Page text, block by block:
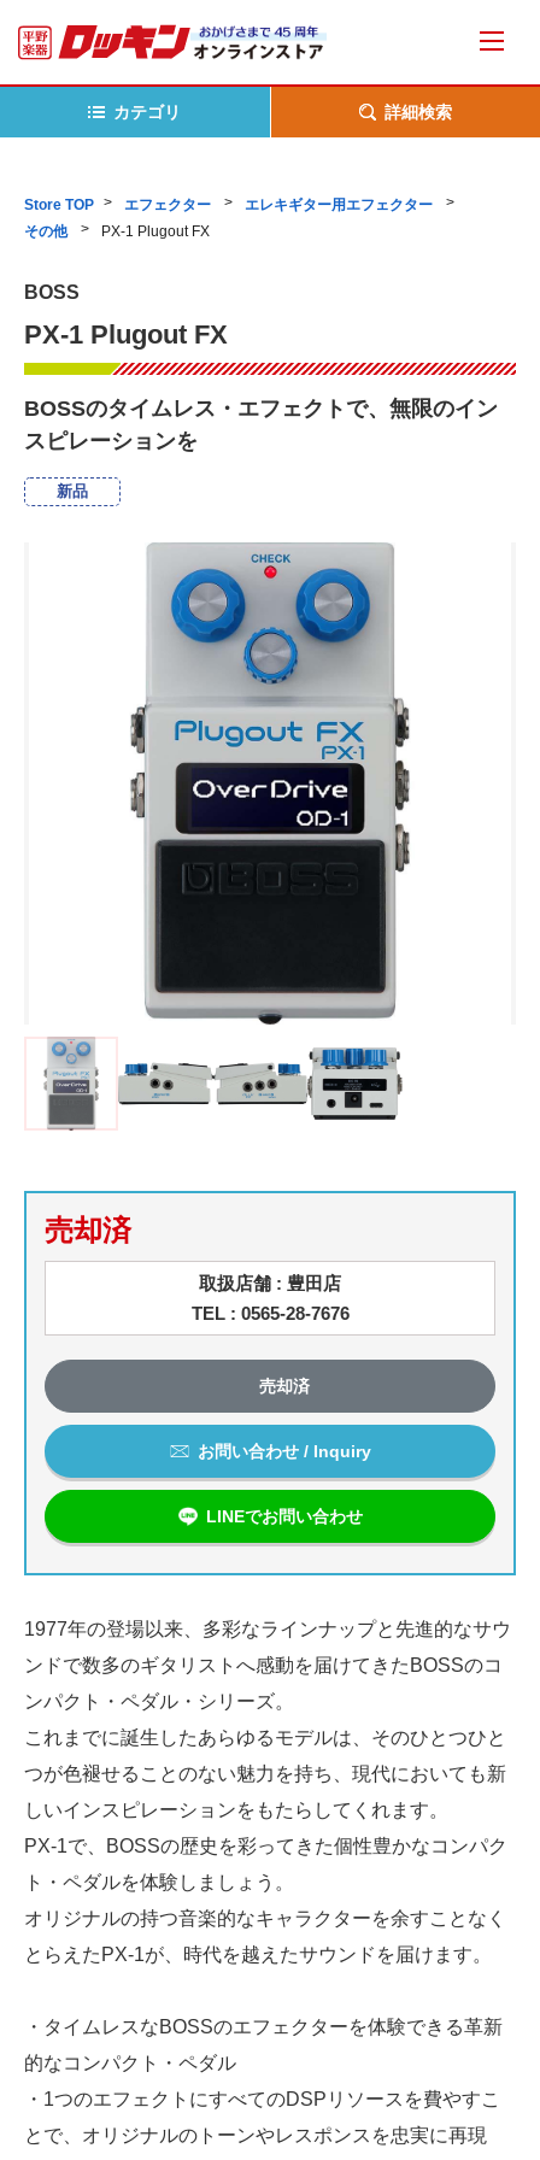
カテゴリ 詳細検索
Store TOP エフェクター
エレキギター用エフェクター
その他
PX-1 Plugout FX
BOSS
PX-1 Plugout FX
BOSSのタイムレス・エフェクトで、無限のイン
スピレーションを
新品
売却済
取扱店舗 : 豊田店
TEL : 0565-28-7676
売却済
お問い合わせ / Inquiry
LINEでお問い合わせ
1977年の登場以来、多彩なラインナップと先進的なサウ
ンドで数多のギタリストへ感動を届けてきたBOSSのコ
ンパクト・ペダル・シリーズ。
これまでに誕生したあらゆるモデルは、そのひとつひと
つが色褪せることのない魅力を持ち、現代においても新
しいインスピレーションをもたらしてくれます。
PX-1で、BOSSの歴史を彩ってきた個性豊かなコンパク
ト・ペダルを体験しましょう。
オリジナルの持つ音楽的なキャラクターを余すことなく
とらえたPX-1が、時代を越えたサウンドを届けます。
・タイムレスなBOSSのエフェクターを体験できる革新
的なコンパクト・ペダル
・1つのエフェクトにすべてのDSPリソースを費やすこ
とで、オリジナルのトーンやレスポンスを忠実に再現